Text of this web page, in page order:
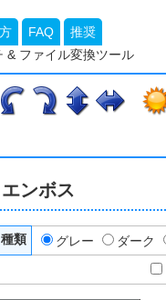
& ファイル変換ツール
FAQ 推奨
エンボス
種類 グレー
ダーク